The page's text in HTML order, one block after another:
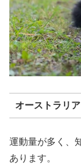
オーストラリ
運動量が多く、
あります。